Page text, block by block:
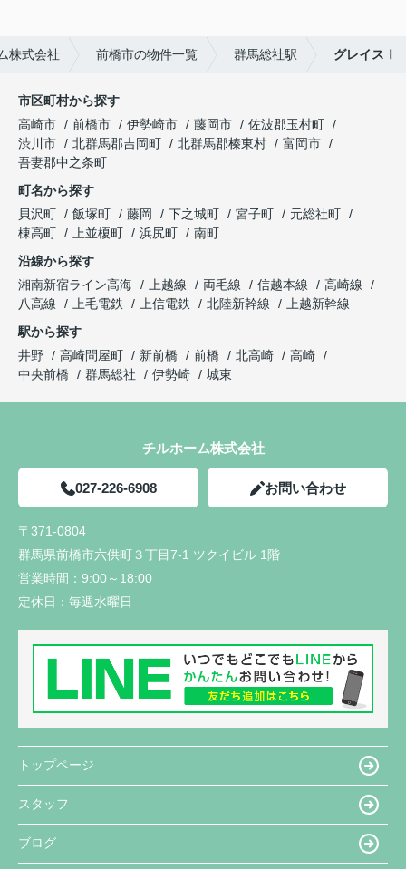
株式会社 前橋市の物件一覧 群馬総社駅 グレイスⅠ
市区町村から探す
高崎市
前橋市 伊勢崎市 藤岡市
佐波郡玉村町
渋川市
北群馬郡吉岡町 北群馬郡榛東村
富岡市
吾妻郡中之条町
町名から探す
貝沢町
飯塚町 藤岡 下之城町 宮子町
元総社町
棟高町
上並榎町 浜尻町
南町
沿線から探す
湘南新宿ライン高海
上越線 両毛線 信越本線
高崎線
八高線
上毛電鉄 上信電鉄 北陸新幹線
上越新幹線
駅から探す
井野
高崎問屋町 新前橋 前橋 北高崎
高崎
中央前橋
群馬総社 伊勢崎 城東
チルホーム株式会社
027-226-6908 お問い合わせ
〒371-0804
群馬県前橋市六供町３丁目7-1 ツクイビル 1階
営業時間： 9:00～18:00
定休日： 毎週水曜日
トップページ
スタッフ
ブログ